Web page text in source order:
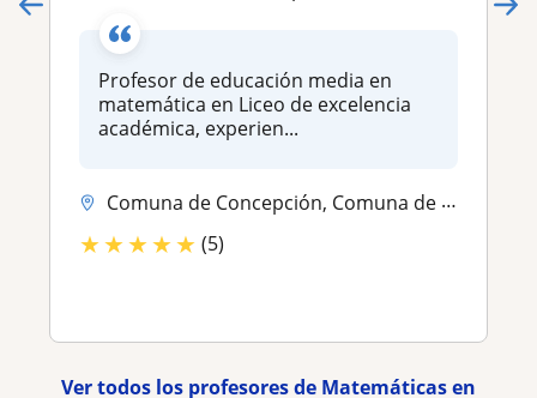
Profesor de educación media en
matemática en Liceo de excelencia
académica, experien...
Comuna de Concepción, Comuna de Hualpén, Comuna de San Pedro de la Paz...
★★★★★ (5)
Ver todos los profesores de Matemáticas en